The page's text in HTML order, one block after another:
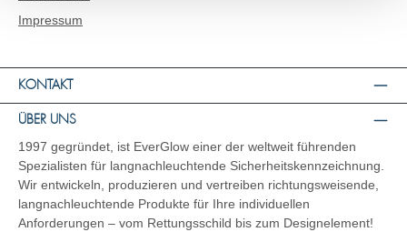
Impressum
KONTAKT
ÜBER UNS
1997 gegründet, ist EverGlow einer der weltweit führenden
Spezialisten für langnachleuchtende Sicherheitskennzeichnung.
Wir entwickeln, produzieren und vertreiben richtungsweisende,
langnachleuchtende Produkte für Ihre individuellen
Anforderungen – vom Rettungsschild bis zum Designelement!